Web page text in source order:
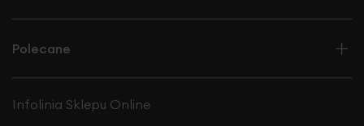
Polecane
Infolinia Sklepu Online